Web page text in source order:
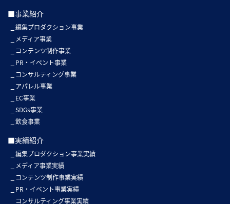
■事業紹介
編集プロダクション事業
メディア事業
コンテンツ制作事業
PR・イベント事業
コンサルティング事業
アパレル事業
EC事業
SDGs事業
飲食事業
■実績紹介
編集プロダクション事業実績
メディア事業実績
コンテンツ制作事業実績
PR・イベント事業実績
コンサルティング事業実績